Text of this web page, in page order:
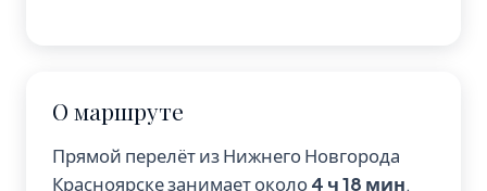
О маршруте
Прямой перелёт из Нижнего Новгорода
Красноярске занимает около4 ч 18 мин.